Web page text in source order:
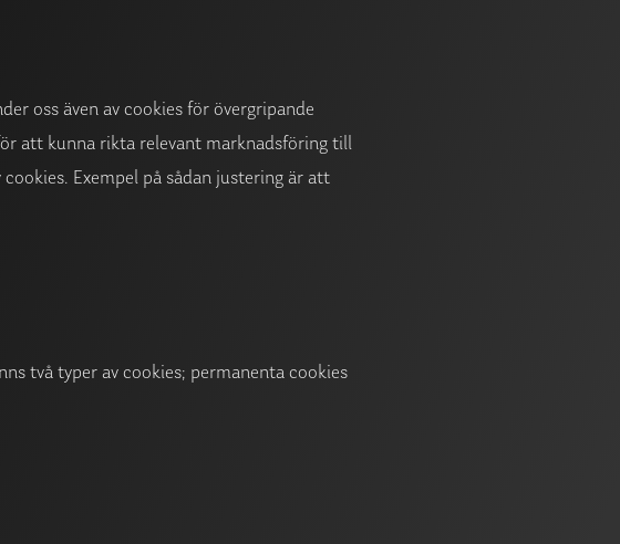
oss även av cookies för övergripande
att kunna rikta relevant marknadsföring till
Exempel på sådan justering är att
två typer av cookies; permanenta cookies